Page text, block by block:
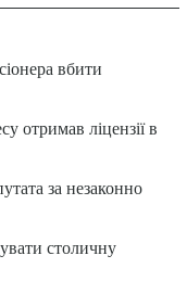
вбити
отримав ліцензії в
за незаконно
столичну